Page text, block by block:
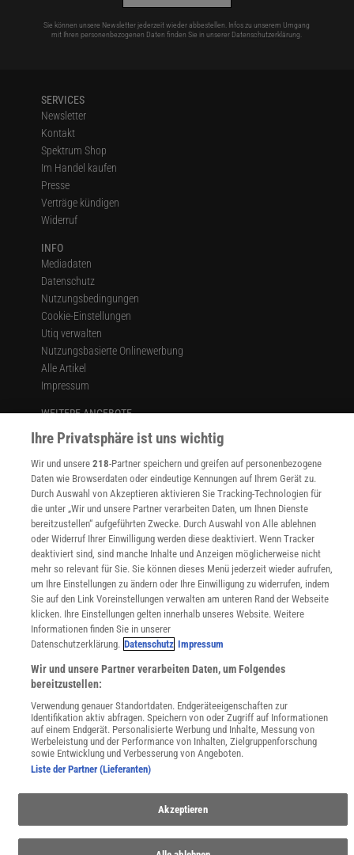
Sie können unsere Newsletter jederzeit wieder abbestellen. Infos zu unserem Umgang
mit Ihren personenbezogenen Daten finden Sie in unserer Datenschutzerklärung.
SERVICES
Newsletter
Kontakt
Spektrum Shop
Im Handel kaufen
Presse
Verträge kündigen
Widerruf
INFO
Mediadaten
Datenschutz
Nutzungsbedingungen
Cookie-Einstellungen
Utiq verwalten
Nutzungsbasierte Onlinewerbung
Alle Artikel
Impressum
WEITERE ANGEBOTE
Angebote für Schulen
Angebote für Institutionen
Sprachen lernen mit Gymglish
Lexika
Für Spektrum schreiben
Zugänglichkeitserklärung
WEBSEITEN
KielSCN
Wissenschaft in die Schulen
SciLogs
Ihre Privatsphäre ist uns wichtig
Wir und unsere218-Partner speichern und greifen auf personenbezogene
Daten wie Browserdaten oder eindeutige Kennungen auf Ihrem Gerät zu.
Durch Auswahl von Akzeptieren aktivieren Sie Tracking-Technologien für
die unter „Wir und unsere Partner verarbeiten Daten, um Ihnen Dienste
bereitzustellen“ aufgeführten Zwecke. Durch Auswahl von Alle ablehnen
oder Widerruf Ihrer Einwilligung werden diese deaktiviert. Wenn Tracker
deaktiviert sind, sind manche Inhalte und Anzeigen möglicherweise nicht
mehr so relevant für Sie. Sie können dieses Menü jederzeit wieder aufrufen,
um Ihre Einstellungen zu ändern oder Ihre Einwilligung zu widerrufen, indem
Sie auf den Link Voreinstellungen verwalten am unteren Rand der Webseite
klicken. Ihre Einstellungen gelten innerhalb unseres Website. Weitere
Informationen finden Sie in unserer
Datenschutzerklärung. Datenschutz Impressum
Wir und unsere Partner verarbeiten Daten, um Folgendes
bereitzustellen:
Verwendung genauer Standortdaten. Endgeräteeigenschaften zur
Identifikation aktiv abfragen. Speichern von oder Zugriff auf Informationen
auf einem Endgerät. Personalisierte Werbung und Inhalte, Messung von
Werbeleistung und der Performance von Inhalten, Zielgruppenforschung
sowie Entwicklung und Verbesserung von Angeboten.
Liste der Partner (Lieferanten)
Akzeptieren